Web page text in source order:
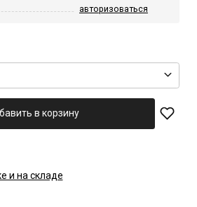
авторизоваться
в корзину
и на складе